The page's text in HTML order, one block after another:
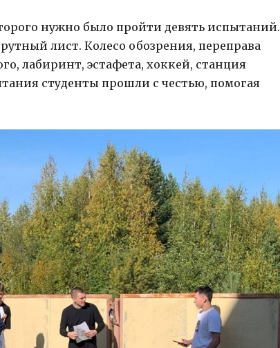
нужно было пройти девять испытаний.
лист. Колесо обозрения, переправа
лабиринт, эстафета, хоккей, станция
студенты прошли с честью, помогая